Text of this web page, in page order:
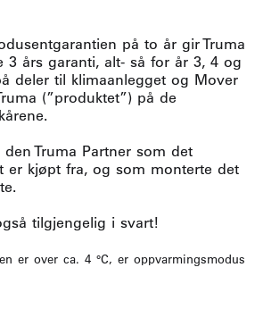
på to år gir Truma
3 års garanti, alt- så for år 3, 4 og
deler til klimaanlegget og Mover
(”produktet”) på de
Truma Partner som det
er kjøpt fra, og som monterte det
tilgjengelig i svart!
er over ca. 4 °C, er oppvarmingsmodus